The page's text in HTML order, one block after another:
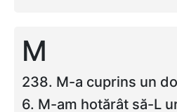
M
238. M-a cuprins un
6. M-am hotărât să-L